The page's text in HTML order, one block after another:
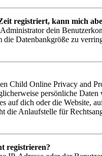
registriert, kann mich
dein
die Datenbankgröße zu
Child Online Privacy and
persönliche
auf dich oder die Website,
die Anlaufstelle für
registrieren?